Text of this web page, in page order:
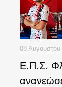
08 Αυγούστου
Ε.Π.Σ.